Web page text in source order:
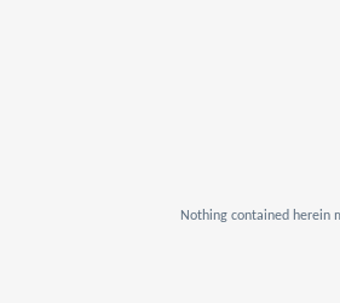
Nothing contained herein